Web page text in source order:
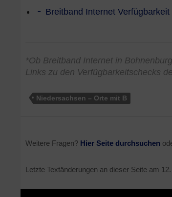
Breitband Internet
*Ob Breitband Internet in
Links zu den Verfügbarkeitschecks
Niedersachsen – Orte mit B
Weitere Fragen? Hier Seite durchsuchen
Letzte Textänderungen an dieser Seite am